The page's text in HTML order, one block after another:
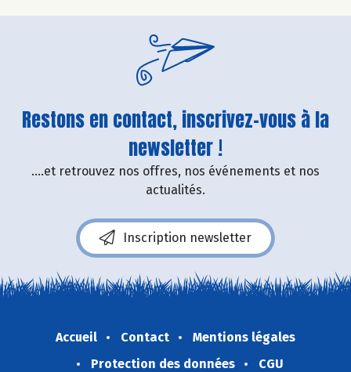
Restons en contact, inscrivez-vous à la
newsletter !
....et retrouvez nos offres, nos événements et nos
actualités.
Inscription newsletter
Accueil Contact
Mentions légales
Protection des données
CGU